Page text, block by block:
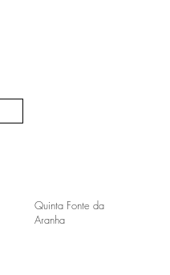
Quinta Fonte da
Aranha